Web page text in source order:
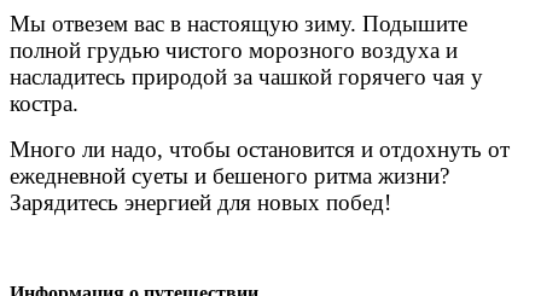
Мы отвезем вас в настоящую зиму. Подышите
полной грудью чистого морозного воздуха и
насладитесь природой за чашкой горячего чая у
костра.
Много ли надо, чтобы остановится и отдохнуть от
ежедневной суеты и бешеного ритма жизни?
Зарядитесь энергией для новых побед!